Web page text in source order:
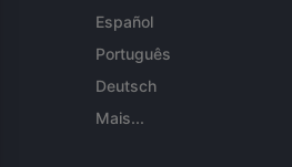
Español
Português
Deutsch
Mais...